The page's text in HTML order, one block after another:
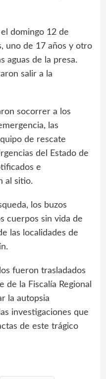
domingo 12 de
uno de 17 años y otro
aguas de la presa.
salir a la
socorrer a los
las
de rescate
del Estado de
e
al sitio.
los buzos
cuerpos sin vida de
las localidades de
fueron trasladados
la Fiscalía Regional
la autopsia
investigaciones que
de este trágico